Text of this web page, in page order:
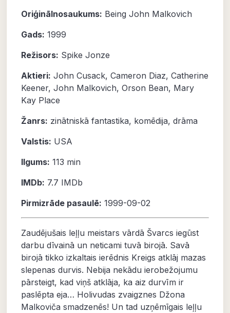
Oriģinālnosaukums: Being John Malkovich
Gads: 1999
Režisors: Spike Jonze
Aktieri: John Cusack, Cameron Diaz, Catherine
Keener, John Malkovich, Orson Bean, Mary
Kay Place
Žanrs: zinātniskā fantastika, komēdija, drāma
Valstis: USA
Ilgums: 113 min
IMDb: 7.7 IMDb
Pirmizrāde pasaulē: 1999-09-02
Zaudējušais leļļu meistars vārdā Švarcs iegūst
darbu dīvainā un neticami tuvā birojā. Savā
birojā tikko izkaltais ierēdnis Kreigs atklāj mazas
slepenas durvis. Nebija nekādu ierobežojumu
pārsteigt, kad viņš atklāja, ka aiz durvīm ir
paslēpta eja… Holivudas zvaigznes Džona
Malkoviča smadzenēs! Un tad uzņēmīgais leļļu